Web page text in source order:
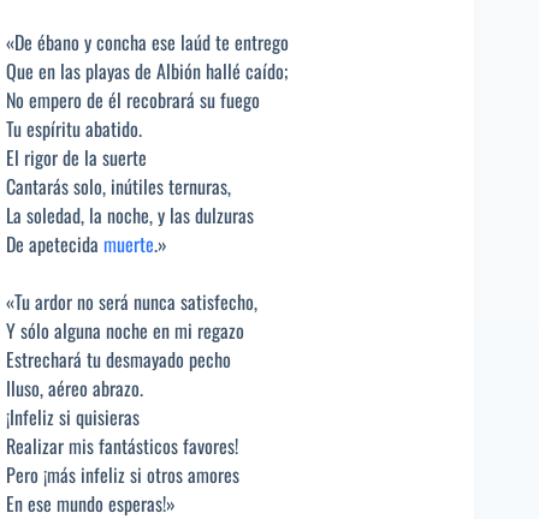
«De ébano y concha ese laúd te entrego
Que en las playas de Albión hallé caído;
No empero de él recobrará su fuego
Tu espíritu abatido.
El rigor de la suerte
Cantarás solo, inútiles ternuras,
La soledad, la noche, y las dulzuras
De apetecida muerte.»
«Tu ardor no será nunca satisfecho,
Y sólo alguna noche en mi regazo
Estrechará tu desmayado pecho
Iluso, aéreo abrazo.
¡Infeliz si quisieras
Realizar mis fantásticos favores!
Pero ¡más infeliz si otros amores
En ese mundo esperas!»